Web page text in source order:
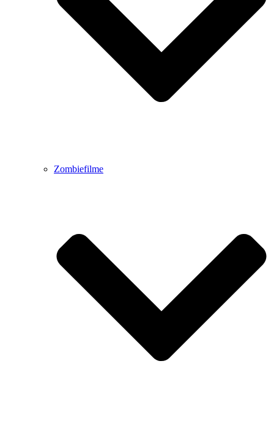
Zombiefilme